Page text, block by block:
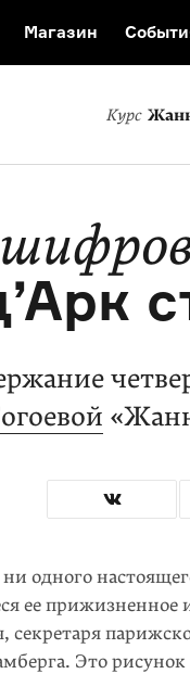
Курс
Магазин
одного
ее прижизненное
секретаря
Это